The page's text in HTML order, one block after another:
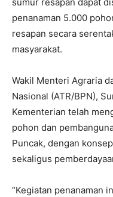
penanaman 5.000
resapan secara
masyarakat.
Wakil Menteri Agraria
Nasional (ATR/BPN),
Kementerian telah
pohon dan
Puncak, dengan
sekaligus
“Kegiatan penanaman